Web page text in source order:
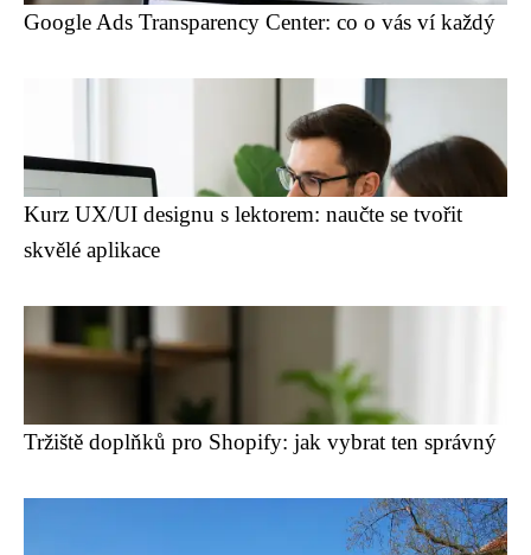
Google Ads Transparency Center: co o vás ví každý
Kurz UX/UI designu s lektorem: naučte se tvořit
skvělé aplikace
Tržiště doplňků pro Shopify: jak vybrat ten správný